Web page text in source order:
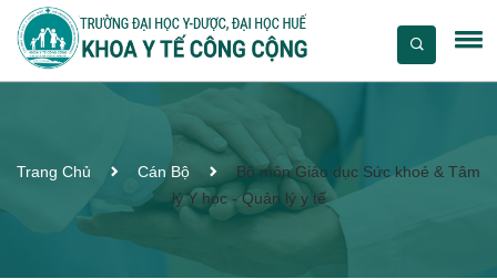
Trang Chủ Cán Bộ
Bộ môn Giáo dục Sức khoẻ & Tâm
lý Y học - Quản lý y tế